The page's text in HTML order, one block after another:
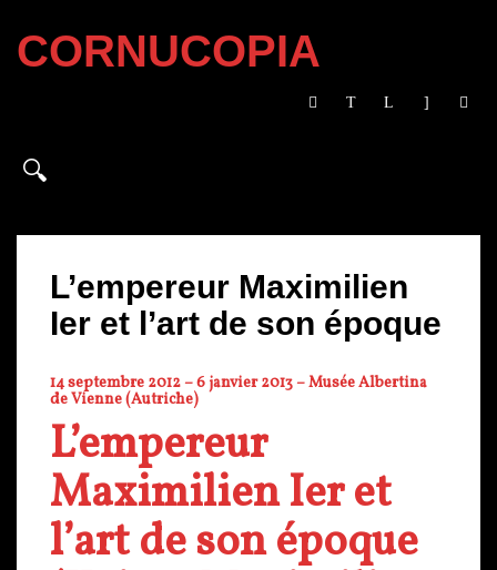
CORNUCOPIA
L’empereur Maximilien
Ier et l’art de son époque
14 septembre 2012 – 6 janvier 2013 – Musée Albertina
de Vienne (Autriche)
L’empereur
Maximilien Ier et
l’art de son époque